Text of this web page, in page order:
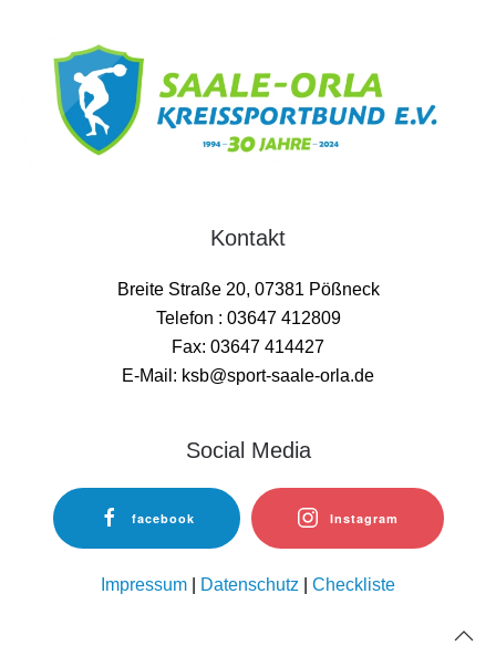
Kontakt
Breite Straße 20, 07381 Pößneck
Telefon : 03647 412809
Fax: 03647 414427
E-Mail: ksb@sport-saale-orla.de
Social Media
facebook Instagram
Impressum Datenschutz Checkliste